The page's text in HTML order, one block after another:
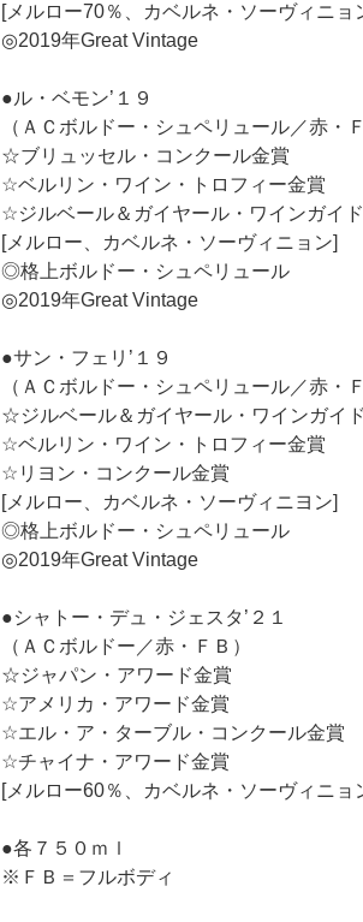
[メルロー70％、カベルネ・ソーヴィニョ
◎2019年Great Vintage
●ル・ベモン’１９
（ＡＣボルドー・シュペリュール／赤・Ｆ
☆ブリュッセル・コンクール金賞
☆ベルリン・ワイン・トロフィー金賞
☆ジルベール＆ガイヤール・ワインガイ
[メルロー、カベルネ・ソーヴィニョン]
◎格上ボルドー・シュペリュール
◎2019年Great Vintage
●サン・フェリ’１９
（ＡＣボルドー・シュペリュール／赤・Ｆ
☆ジルベール＆ガイヤール・ワインガイ
☆ベルリン・ワイン・トロフィー金賞
☆リヨン・コンクール金賞
[メルロー、カベルネ・ソーヴィニヨン]
◎格上ボルドー・シュペリュール
◎2019年Great Vintage
●シャトー・デュ・ジェスタ’２１
（ＡＣボルドー／赤・ＦＢ）
☆ジャパン・アワード金賞
☆アメリカ・アワード金賞
☆エル・ア・ターブル・コンクール金賞
☆チャイナ・アワード金賞
[メルロー60％、カベルネ・ソーヴィニョ
●各７５０ｍｌ
※ＦＢ＝フルボディ